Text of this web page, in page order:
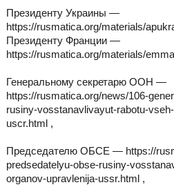
Президенту Украины —
https://rusmatica.org/materials/
Президенту Франции —
https://rusmatica.org/materials/
Генеральному секретарю ООН —
https://rusmatica.org/news/106-
rusiny-vosstanavlivayut-rabotu-
uscr.html ,
Председателю ОБСЕ — https://
predsedatelyu-obse-rusiny-
organov-upravlenija-ussr.html ,